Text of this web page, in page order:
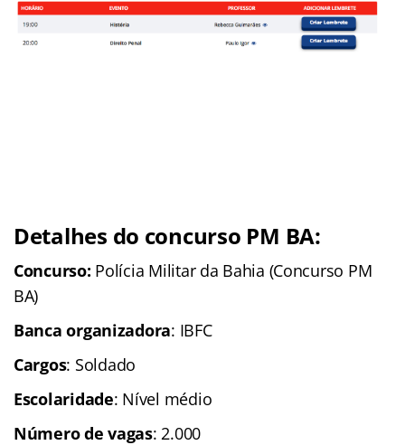
Detalhes do concurso PM BA:
Concurso: Polícia Militar da Bahia (Concurso PM
BA)
Banca organizadora: IBFC
Cargos: Soldado
Escolaridade: Nível médio
Número de vagas: 2.000